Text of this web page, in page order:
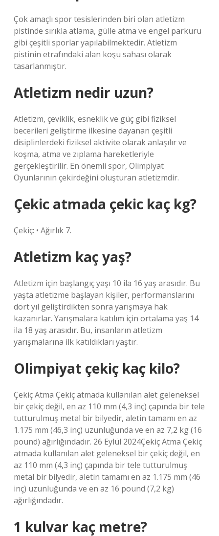
Çok amaçlı spor tesislerinden biri olan atletizm
pistinde sırıkla atlama, gülle atma ve engel parkuru
gibi çeşitli sporlar yapılabilmektedir. Atletizm
pistinin etrafındaki alan koşu sahası olarak
tasarlanmıştır.
Atletizm nedir uzun?
Atletizm, çeviklik, esneklik ve güç gibi fiziksel
becerileri geliştirme ilkesine dayanan çeşitli
disiplinlerdeki fiziksel aktivite olarak anlaşılır ve
koşma, atma ve zıplama hareketleriyle
gerçekleştirilir. En önemli spor, Olimpiyat
Oyunlarının çekirdeğini oluşturan atletizmdir.
Çekic atmada çekic kaç kg?
Çekiç: • Ağırlık 7.
Atletizm kaç yaş?
Atletizm için başlangıç ​​yaşı 10 ila 16 yaş arasıdır. Bu
yaşta atletizme başlayan kişiler, performanslarını
dört yıl geliştirdikten sonra yarışmaya hak
kazanırlar. Yarışmalara katılım için ortalama yaş 14
ila 18 yaş arasıdır. Bu, insanların atletizm
yarışmalarına ilk katıldıkları yaştır.
Olimpiyat çekiç kaç kilo?
Çekiç Atma Çekiç atmada kullanılan alet geleneksel
bir çekiç değil, en az 110 mm (4,3 inç) çapında bir tele
tutturulmuş metal bir bilyedir, aletin tamamı en az
1.175 mm (46,3 inç) uzunluğunda ve en az 7,2 kg (16
pound) ağırlığındadır. 26 Eylül 2024Çekiç Atma Çekiç
atmada kullanılan alet geleneksel bir çekiç değil, en
az 110 mm (4,3 inç) çapında bir tele tutturulmuş
metal bir bilyedir, aletin tamamı en az 1.175 mm (46
inç) uzunluğunda ve en az 16 pound (7,2 kg)
ağırlığındadır.
1 kulvar kaç metre?